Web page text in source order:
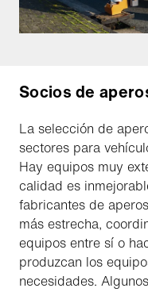
Socios de
La selección de
sectores para
Hay equipos muy
calidad es
fabricantes de
más estrecha,
equipos entre sí o
produzcan los
necesidades.